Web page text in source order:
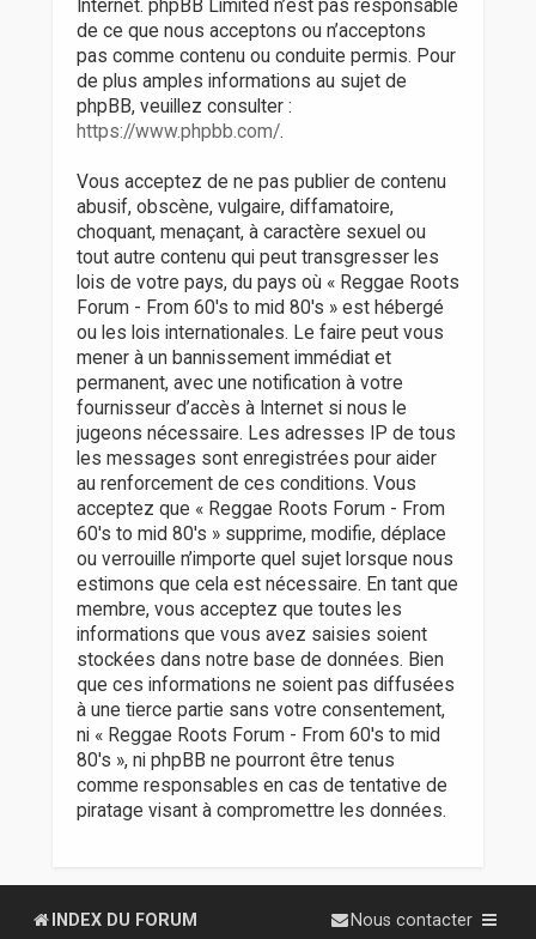
Internet. phpBB Limited n’est pas responsable
de ce que nous acceptons ou n’acceptons
pas comme contenu ou conduite permis. Pour
de plus amples informations au sujet de
phpBB, veuillez consulter :
https://www.phpbb.com/.
Vous acceptez de ne pas publier de contenu
abusif, obscène, vulgaire, diffamatoire,
choquant, menaçant, à caractère sexuel ou
tout autre contenu qui peut transgresser les
lois de votre pays, du pays où « Reggae Roots
Forum - From 60's to mid 80's » est hébergé
ou les lois internationales. Le faire peut vous
mener à un bannissement immédiat et
permanent, avec une notification à votre
fournisseur d’accès à Internet si nous le
jugeons nécessaire. Les adresses IP de tous
les messages sont enregistrées pour aider
au renforcement de ces conditions. Vous
acceptez que « Reggae Roots Forum - From
60's to mid 80's » supprime, modifie, déplace
ou verrouille n’importe quel sujet lorsque nous
estimons que cela est nécessaire. En tant que
membre, vous acceptez que toutes les
informations que vous avez saisies soient
stockées dans notre base de données. Bien
que ces informations ne soient pas diffusées
à une tierce partie sans votre consentement,
ni « Reggae Roots Forum - From 60's to mid
80's », ni phpBB ne pourront être tenus
comme responsables en cas de tentative de
piratage visant à compromettre les données.
INDEX DU FORUM Nous contacter